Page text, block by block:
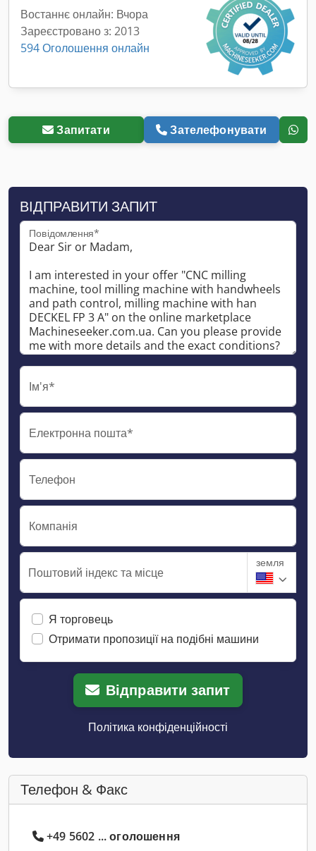
Востаннє онлайн: Вчора
Зареєстровано з: 2013
594 Оголошення онлайн
Запитати Зателефонувати
ВІДПРАВИТИ ЗАПИТ
Повідомлення*
Ім'я*
Електронна пошта*
Телефон
Компанія
Поштовий індекс та місце
земля
Я торговець
Отримати пропозиції на подібні машини
Відправити запит
Політика конфіденційності
Телефон & Факс
+49 5602 ... оголошення